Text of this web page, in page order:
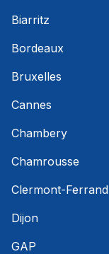
Biarritz
Bordeaux
Bruxelles
Cannes
Chambery
Chamrousse
Clermont-Ferrand
Dijon
GAP